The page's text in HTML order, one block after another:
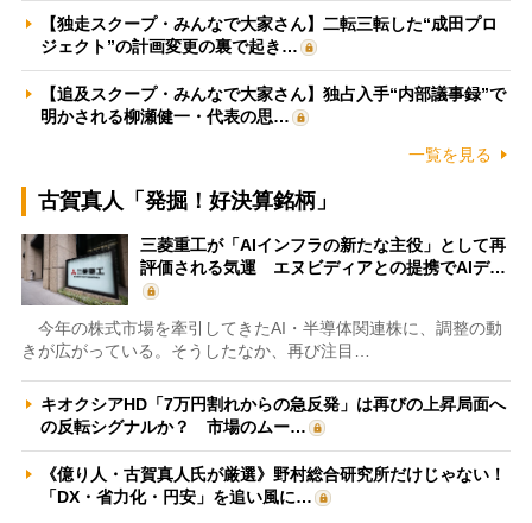
【独走スクープ・みんなで大家さん】二転三転した“成田プロ
ジェクト”の計画変更の裏で起き…
【追及スクープ・みんなで大家さん】独占入手“内部議事録”で
明かされる柳瀬健一・代表の思…
一覧を見る
古賀真人「発掘！好決算銘柄」
三菱重工が「AIインフラの新たな主役」として再
評価される気運 エヌビディアとの提携でAIデ…
今年の株式市場を牽引してきたAI・半導体関連株に、調整の動
きが広がっている。そうしたなか、再び注目…
キオクシアHD「7万円割れからの急反発」は再びの上昇局面へ
の反転シグナルか？ 市場のムー…
《億り人・古賀真人氏が厳選》野村総合研究所だけじゃない！
「DX・省力化・円安」を追い風に…